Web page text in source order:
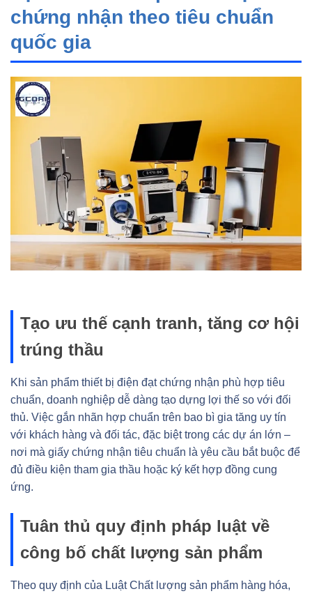
chứng nhận theo tiêu chuẩn
quốc gia
Tạo ưu thế cạnh tranh, tăng cơ hội
trúng thầu
Khi sản phẩm thiết bị điện đạt chứng nhận phù hợp tiêu
chuẩn, doanh nghiệp dễ dàng tạo dựng lợi thế so với đối
thủ. Việc gắn nhãn hợp chuẩn trên bao bì gia tăng uy tín
với khách hàng và đối tác, đặc biệt trong các dự án lớn –
nơi mà giấy chứng nhận tiêu chuẩn là yêu cầu bắt buộc để
đủ điều kiện tham gia thầu hoặc ký kết hợp đồng cung
ứng.
Tuân thủ quy định pháp luật về
công bố chất lượng sản phẩm
Theo quy định của Luật Chất lượng sản phẩm hàng hóa,